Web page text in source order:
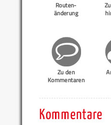
Routen-
änderung
Zu den
Kommentaren
Kommentare